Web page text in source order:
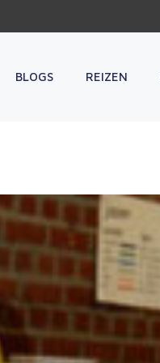
BLOGS REIZEN